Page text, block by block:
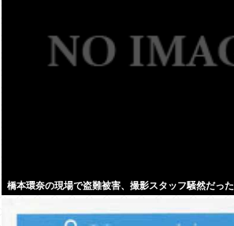
橋本環奈の現場で盗難被害、撮影スタッフ騒然だった